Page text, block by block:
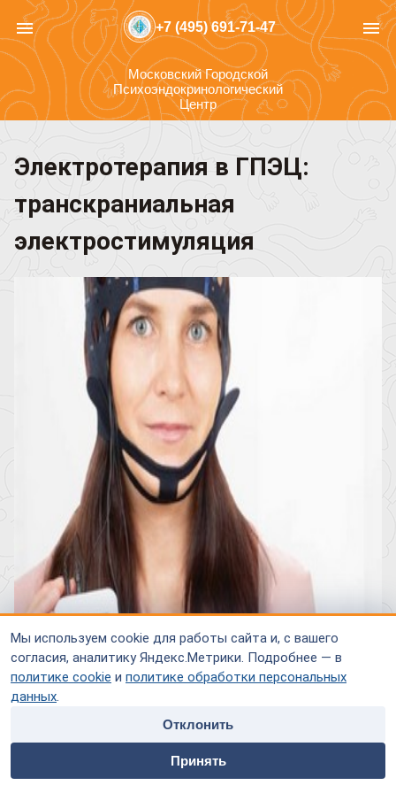
Мы используем cookie для работы сайта и, с вашего
согласия, аналитику Яндекс.Метрики. Подробнее — в
политике cookie и политике обработки персональных
данных.
Отклонить
Принять
home people
Специалисты
payment contacts
menu +7 (495) 691-71-47 menu
Московский Городской
Психоэндокринологический
Центр
Электротерапия в ГПЭЦ:
транскраниальная
электростимуляция
Московский Городской Психоэнокринологический Центр
психиатрической и неврологической сферы электротерапию